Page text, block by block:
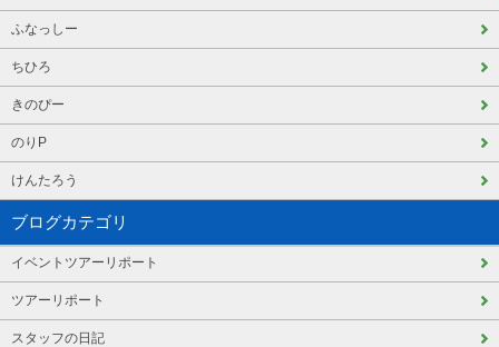
ふなっしー
ちひろ
きのぴー
のりP
けんたろう
ブログカテゴリ
イベントツアーリポート
ツアーリポート
スタッフの日記